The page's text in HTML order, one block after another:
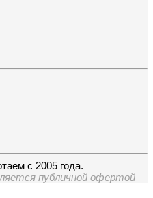
с 2005 года.
публичной офертой